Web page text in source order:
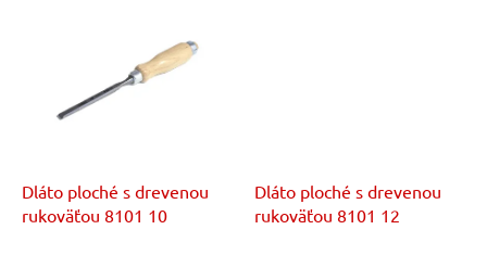
Dláto ploché s drevenou
rukoväťou 8101 10
Dláto ploché s drevenou
rukoväťou 8101 12